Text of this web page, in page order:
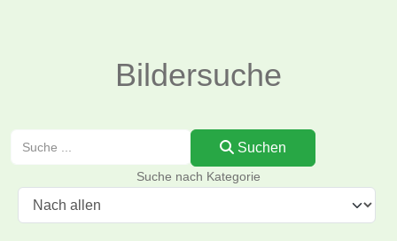
Bildersuche
Suchen
Suchen
Suche nach Kategorie